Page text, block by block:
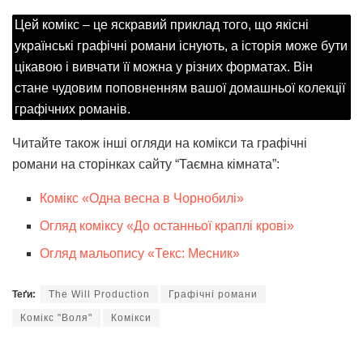
Цей комікс – це яскравий приклад того, що якісні
українські графічні романи існують, а історія може бути
цікавою і вивчати її можна у різних форматах. Він
стане чудовим поповненням вашої домашньої колекції
графічних романів.
Читайте також інші огляди на комікси та графічні
романи на сторінках сайту “Таємна кімната”:
Комікс «Одна весна в Чорнобилі»
Огляд коміксу «До останньої краплі крові»
Огляд мальопису «Текс: Месник»
Теґи: The Will Production Графічні романи
Комікс "Воля" Комікси